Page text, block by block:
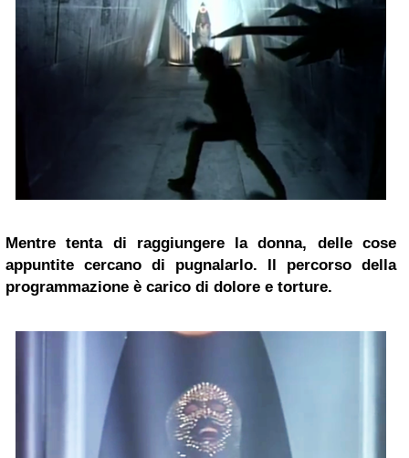
Mentre tenta di raggiungere la donna, delle cose
appuntite cercano di pugnalarlo. Il percorso della
programmazione è carico di dolore e torture.